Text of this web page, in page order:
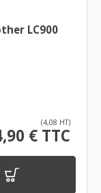
LC900
(4,08 HT)
€ TTC